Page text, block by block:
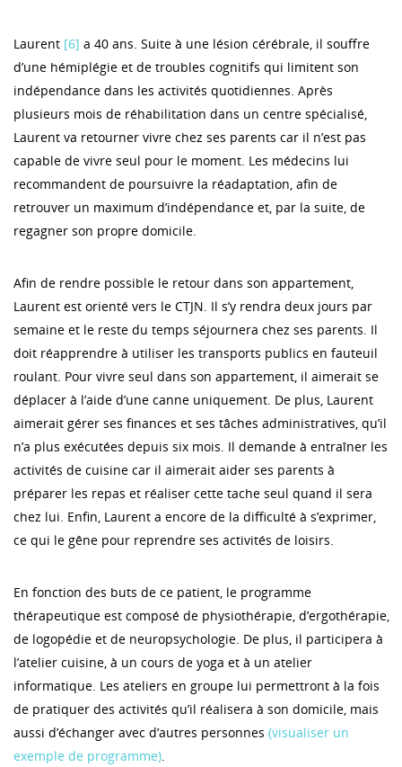
Laurent [6] a 40 ans. Suite à une lésion cérébrale, il souffre
d’une hémiplégie et de troubles cognitifs qui limitent son
indépendance dans les activités quotidiennes. Après
plusieurs mois de réhabilitation dans un centre spécialisé,
Laurent va retourner vivre chez ses parents car il n’est pas
capable de vivre seul pour le moment. Les médecins lui
recommandent de poursuivre la réadaptation, afin de
retrouver un maximum d’indépendance et, par la suite, de
regagner son propre domicile.
Afin de rendre possible le retour dans son appartement,
Laurent est orienté vers le CTJN. Il s’y rendra deux jours par
semaine et le reste du temps séjournera chez ses parents. Il
doit réapprendre à utiliser les transports publics en fauteuil
roulant. Pour vivre seul dans son appartement, il aimerait se
déplacer à l’aide d’une canne uniquement. De plus, Laurent
aimerait gérer ses finances et ses tâches administratives, qu’il
n’a plus exécutées depuis six mois. Il demande à entraîner les
activités de cuisine car il aimerait aider ses parents à
préparer les repas et réaliser cette tache seul quand il sera
chez lui. Enfin, Laurent a encore de la difficulté à s’exprimer,
ce qui le gêne pour reprendre ses activités de loisirs.
En fonction des buts de ce patient, le programme
thérapeutique est composé de physiothérapie, d’ergothérapie,
de logopédie et de neuropsychologie. De plus, il participera à
l’atelier cuisine, à un cours de yoga et à un atelier
informatique. Les ateliers en groupe lui permettront à la fois
de pratiquer des activités qu’il réalisera à son domicile, mais
aussi d’échanger avec d’autres personnes (visualiser un
exemple de programme).